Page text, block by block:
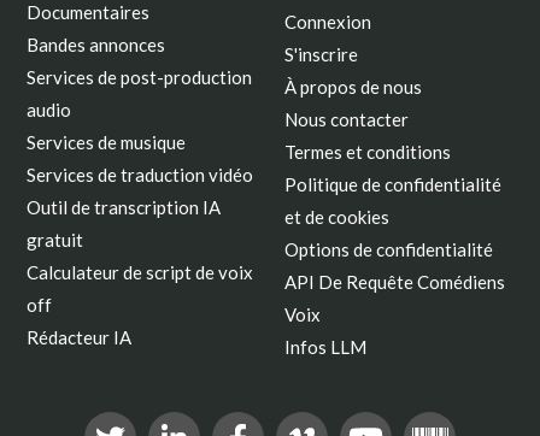
Documentaires
Bandes annonces
Services de post-production
audio
Services de musique
Services de traduction vidéo
Outil de transcription IA
gratuit
Calculateur de script de voix
off
Rédacteur IA
Connexion
S'inscrire
À propos de nous
Nous contacter
Termes et conditions
Politique de confidentialité
et de cookies
Options de confidentialité
API De Requête Comédiens
Voix
Infos LLM